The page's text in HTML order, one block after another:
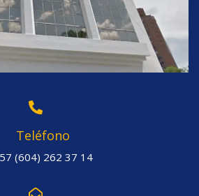
Teléfono
(604) 262 37 14